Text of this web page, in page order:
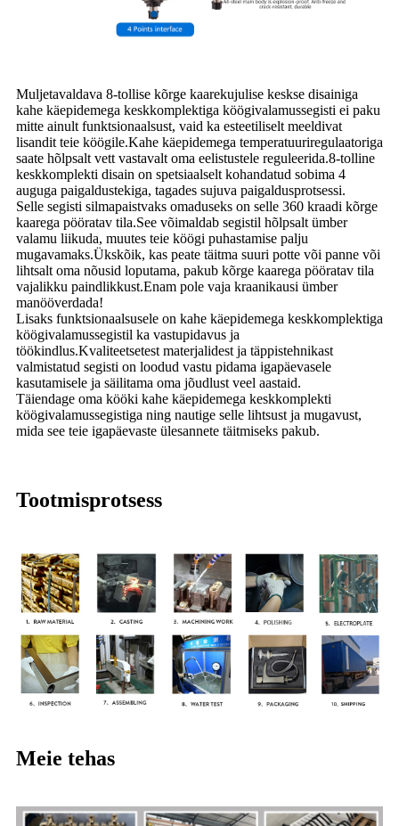
Muljetavaldava 8-tollise kõrge kaarekujulise keskse disainiga
kahe käepidemega keskkomplektiga köögivalamussegisti ei paku
mitte ainult funktsionaalsust, vaid ka esteetiliselt meeldivat
lisandit teie köögile.Kahe käepidemega temperatuuriregulaatoriga
saate hõlpsalt vett vastavalt oma eelistustele reguleerida.8-tolline
keskkomplekti disain on spetsiaalselt kohandatud sobima 4
auguga paigaldustekiga, tagades sujuva paigaldusprotsessi.
Selle segisti silmapaistvaks omaduseks on selle 360 ​​kraadi kõrge
kaarega pööratav tila.See võimaldab segistil hõlpsalt ümber
valamu liikuda, muutes teie köögi puhastamise palju
mugavamaks.Ükskõik, kas peate täitma suuri potte või panne või
lihtsalt oma nõusid loputama, pakub kõrge kaarega pööratav tila
vajalikku paindlikkust.Enam pole vaja kraanikausi ümber
manööverdada!
Lisaks funktsionaalsusele on kahe käepidemega keskkomplektiga
köögivalamussegistil ka vastupidavus ja
töökindlus.Kvaliteetsetest materjalidest ja täppistehnikast
valmistatud segisti on loodud vastu pidama igapäevasele
kasutamisele ja säilitama oma jõudlust veel aastaid.
Täiendage oma kööki kahe käepidemega keskkomplekti
köögivalamussegistiga ning nautige selle lihtsust ja mugavust,
mida see teie igapäevaste ülesannete täitmiseks pakub.
Tootmisprotsess
Meie tehas